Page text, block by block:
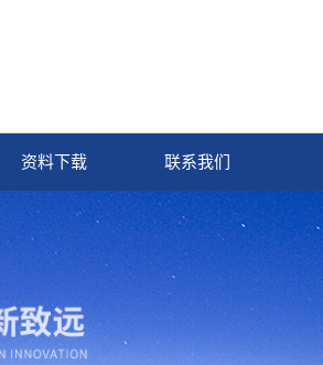
资料下载 联系我们